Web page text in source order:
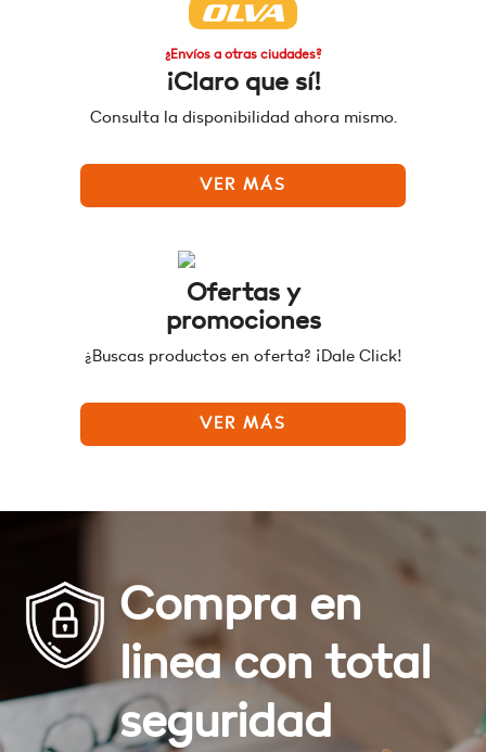
¿Envíos a otras ciudades?
¡Claro que sí!
Consulta la disponibilidad ahora mismo.
VER MÁS
Ofertas y
promociones
¿Buscas productos en oferta? ¡Dale Click!
VER MÁS
Compra en
linea con total
seguridad